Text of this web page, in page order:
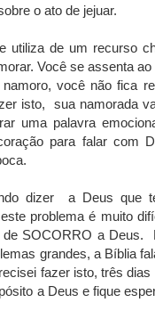
o ato de jejuar.
utiliza de um recurso
Você se assenta ao
você não fica
isto, sua namorada
uma palavra
para falar com
dizer a Deus que
problema é muito
de SOCORRO a Deus.
grandes, a Bíblia
fazer isto, três dias
a Deus e fique